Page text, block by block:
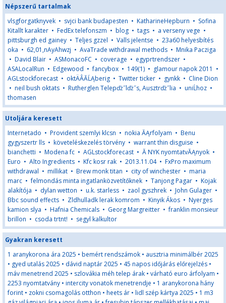
Népszerű tartalmak
vlsgforgatknyvek • svjci bank budapesten • KatharineHepburn • Sofina
Kitallt karakter • FedEx telefonszm • blog • tags • a verseny vege •
pittsburgh ed gainey • Teljes gzzel • Valls jelentse • 23a60 helyesbítés
oka • 62,01,nAyAhwzj • AvaTrade withdrawal methods • Mnika Pacziga
• David Blair • ASMonacoFC • coverage • egyprtrendszer •
ASALocalRun • Edgewood •fancybox • 149(1) • glamour napok 2011 •
AGLstockforecast • oktÄÂĂĹĄberig • Twitter ticker • gynkk • Cline Dion
• neil bush oktats • Rutherglen Telepďż˝lďż˝s, Ausztrďż˝lia • uniĹhoz •
thomasen
Utoljára keresett
Internetado • Provident szemlyi klcsn • nokia ĂĄrfolyam • Benu
gygyszertr lls • követeléskezelés törvény • warrant thin disguise •
bianchetti • Modena fc • AGLstockforecast • Ă NYK nyomtatvĂĄnyok •
Euro • Alto Ingredients • Kfc kosr rak • 2013.11.04• FxPro maximum
withdrawal • millikat • Brew monk titan • city of winchester • maria
marc •felmondás minta ingatlanközvetítőknek • Tanjong Pagar • Kojak
alakítója • dylan wetton • u.k. starless • zaol gyszhrek • John Gulager •
Bbc sound effects • Zldhulladk lerak komrom • Kinyik Ákos • Nyerges
kamion slya • Hafnia Chemicals • Georg Margreitter •franklin monsieur
brillon • csoda trtnt! • segyl kalkultor
Gyakran keresett
1 aranykorona ára 2025 • bemért rendszámok • ausztria minimálbér 2025
• gyed utalás 2025 • dávid naptár 2025 • 45 napos időjárás előrejelzés •
máv menetrend 2025 • szlovákia méh telep árak • várható euro árfolyam •
2253 nyomtatvány • intercity vonatok menetrendje • 1 aranykorona hány
forint • zokni csomagolás otthon • heets ár • lidl szép kártya 2025 • 1 m3